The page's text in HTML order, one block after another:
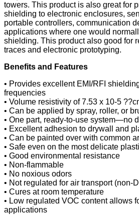
towers. This product is also great for
shielding to electronic enclosures,
portable controllers, communication
applications where one would
shielding. This product also good for
traces and electronic prototyping.
Benefits and Features
• Provides excellent EMI/RFI
frequencies
• Volume resistivity of 7.53 x 10-5
• Can be applied by spray, roller, or
• One part, ready-to-use system—no
• Excellent adhesion to drywall and
• Can be painted over with common
• Safe even on the most delicate
• Good environmental resistance
• Non-flammable
• No noxious odors
• Not regulated for air transport (non-
• Cures at room temperature
• Low regulated VOC content allows
applications